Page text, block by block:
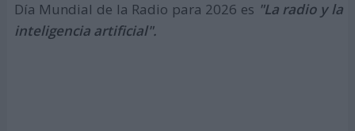
Día Mundial de la Radio para 2026 es "La radio y la
inteligencia artificial".